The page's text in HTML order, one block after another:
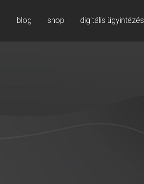
blog shop digitális ügyintézés